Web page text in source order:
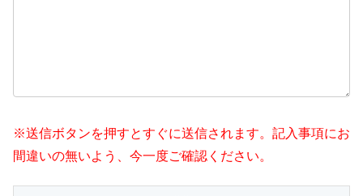
※送信ボタンを押すとすぐに送信されます。記入事項にお
間違いの無いよう、今一度ご確認ください。